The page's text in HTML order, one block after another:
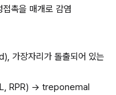
촉을 매개로 감염
가장자리가 돌출되어 있는
RPR) → treponemal